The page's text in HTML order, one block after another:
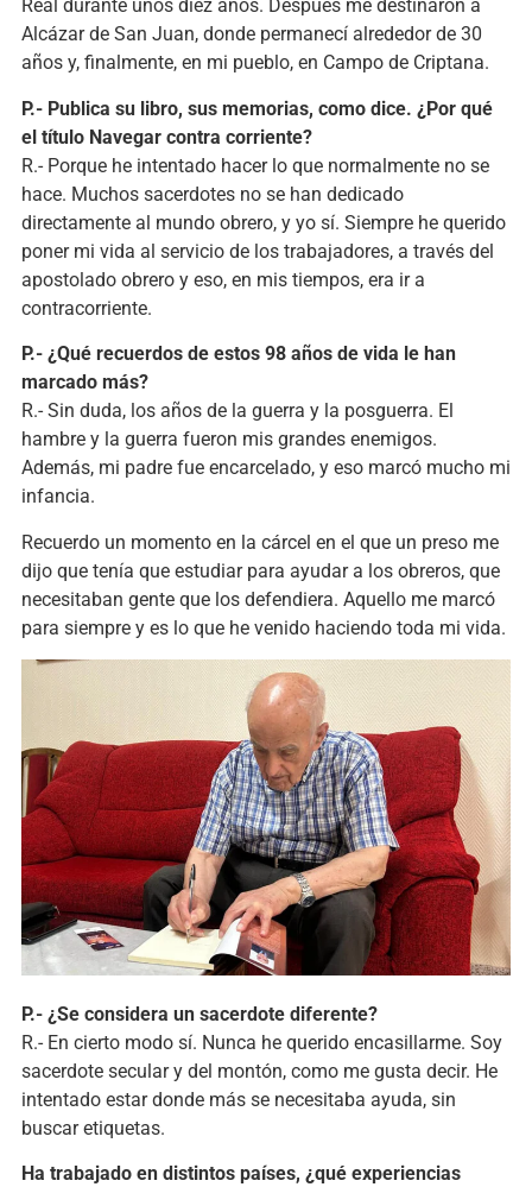
Real durante unos diez años. Después me destinaron a
Alcázar de San Juan, donde permanecí alrededor de 30
años y, finalmente, en mi pueblo, en Campo de Criptana.
P.- Publica su libro, sus memorias, como dice. ¿Por qué
el título Navegar contra corriente?
R.- Porque he intentado hacer lo que normalmente no se
hace. Muchos sacerdotes no se han dedicado
directamente al mundo obrero, y yo sí. Siempre he querido
poner mi vida al servicio de los trabajadores, a través del
apostolado obrero y eso, en mis tiempos, era ir a
contracorriente.
P.- ¿Qué recuerdos de estos 98 años de vida le han
marcado más?
R.- Sin duda, los años de la guerra y la posguerra. El
hambre y la guerra fueron mis grandes enemigos.
Además, mi padre fue encarcelado, y eso marcó mucho mi
infancia.
Recuerdo un momento en la cárcel en el que un preso me
dijo que tenía que estudiar para ayudar a los obreros, que
necesitaban gente que los defendiera. Aquello me marcó
para siempre y es lo que he venido haciendo toda mi vida.
P.- ¿Se considera un sacerdote diferente?
R.- En cierto modo sí. Nunca he querido encasillarme. Soy
sacerdote secular y del montón, como me gusta decir. He
intentado estar donde más se necesitaba ayuda, sin
buscar etiquetas.
Ha trabajado en distintos países, ¿qué experiencias